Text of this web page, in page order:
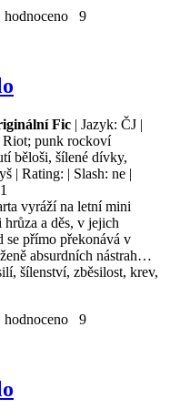
9
Fic | Jazyk: ČJ |
Riot; punk rockoví
běloši, šílené dívky,
| Rating: | Slash: ne |
vyráží na letní mini
a děs, v jejich
se přímo překonává v
absurdních nástrah…
šílenství, zběsilost, krev,
9